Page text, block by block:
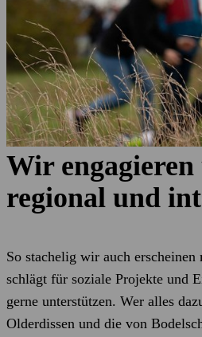
Wir engagieren
regional und
So stachelig wir auch erscheinen
schlägt für soziale Projekte und
gerne unterstützen. Wer alles
Olderdissen und die von